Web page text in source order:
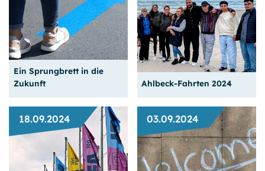
Traditionelles
Weihnachtsbowling
erstmals für beide
Standorte
Weiterlesen
Technische Ausbil­dungen
stark nachgefragt
Weiterlesen
Ein Sprungbrett in die
Zukunft
Ahlbeck-Fahrten 2024
18.09.2024 03.09.2024